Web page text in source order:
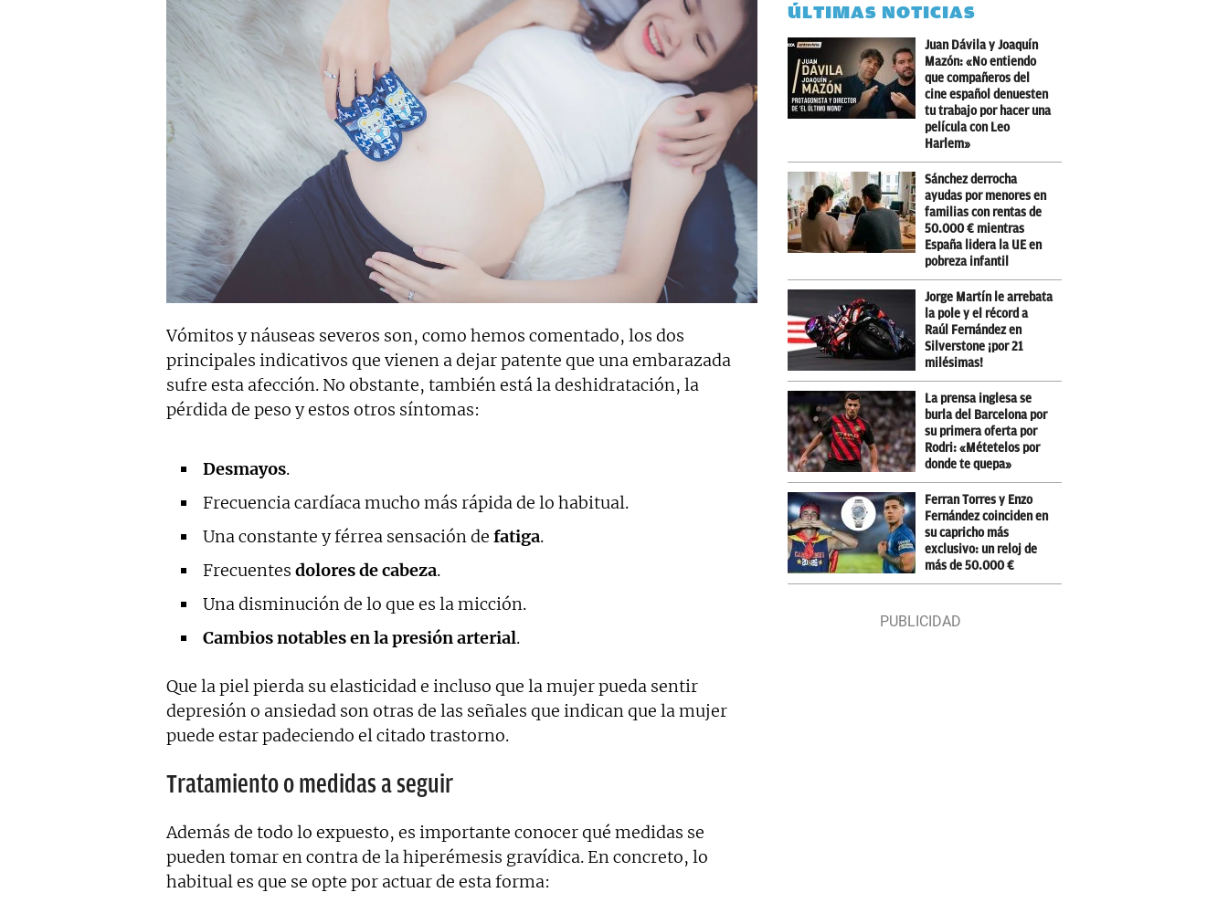
Vómitos y náuseas severos son, como hemos comentado, los dos
principales indicativos que vienen a dejar patente que una embarazada
sufre esta afección. No obstante, también está la deshidratación, la
pérdida de peso y estos otros síntomas:
Desmayos.
Frecuencia cardíaca mucho más rápida de lo habitual.
Una constante y férrea sensación de fatiga.
Frecuentes dolores de cabeza.
Una disminución de lo que es la micción.
Cambios notables en la presión arterial.
Que la piel pierda su elasticidad e incluso que la mujer pueda sentir
depresión o ansiedad son otras de las señales que indican que la mujer
puede estar padeciendo el citado trastorno.
Tratamiento o medidas a seguir
Además de todo lo expuesto, es importante conocer qué medidas se
pueden tomar en contra de la hiperémesis gravídica. En concreto, lo
habitual es que se opte por actuar de esta forma:
ÚLTIMAS NOTICIAS
Juan Dávila y Joaquín
Mazón: «No entiendo
que compañeros del
cine español denuesten
tu trabajo por hacer una
película con Leo
Harlem»
Sánchez derrocha
ayudas por menores en
familias con rentas de
50.000 € mientras
España lidera la UE en
pobreza infantil
Jorge Martín le arrebata
la pole y el récord a
Raúl Fernández en
Silverstone ¡por 21
milésimas!
La prensa inglesa se
burla del Barcelona por
su primera oferta por
Rodri: «Métetelos por
donde te quepa»
Ferran Torres y Enzo
Fernández coinciden en
su capricho más
exclusivo: un reloj de
más de 50.000 €